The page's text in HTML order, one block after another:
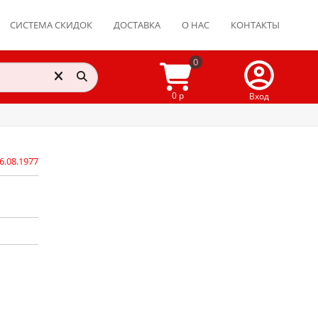
СИСТЕМА СКИДОК ДОСТАВКА О НАС КОНТАКТЫ
0
0 р
Вход